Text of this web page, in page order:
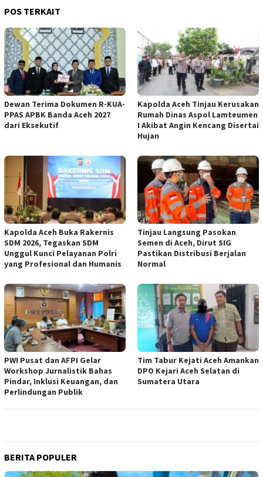
POS TERKAIT
Dewan Terima Dokumen R-KUA-
PPAS APBK Banda Aceh 2027
dari Eksekutif
Kapolda Aceh Tinjau Kerusakan
Rumah Dinas Aspol Lamteumen
I Akibat Angin Kencang Disertai
Hujan
Kapolda Aceh Buka Rakernis
SDM 2026, Tegaskan SDM
Unggul Kunci Pelayanan Polri
yang Profesional dan Humanis
Tinjau Langsung Pasokan
Semen di Aceh, Dirut SIG
Pastikan Distribusi Berjalan
Normal
PWI Pusat dan AFPI Gelar
Workshop Jurnalistik Bahas
Pindar, Inklusi Keuangan, dan
Perlindungan Publik
Tim Tabur Kejati Aceh Amankan
DPO Kejari Aceh Selatan di
Sumatera Utara
BERITA POPULER